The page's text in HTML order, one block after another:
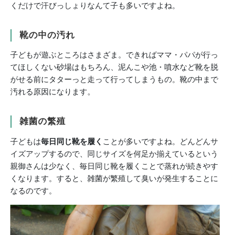
くだけで汗びっしょりなんて子も多いですよね。
靴の中の汚れ
子どもが遊ぶところはさまざま。できればママ・パパが行っ
てほしくない砂場はもちろん、泥んこや池・噴水など靴を脱
がせる前にタターっと走って行ってしまうもの。靴の中まで
汚れる原因になります。
雑菌の繁殖
子どもは毎日同じ靴を履く ことが多いですよね。どんどんサ
イズアップするので、同じサイズを何足か揃えているという
親御さんは少なく、毎日同じ靴を履くことで蒸れが続きやす
くなります。すると、雑菌が繁殖して臭いが発生することに
なるのです。